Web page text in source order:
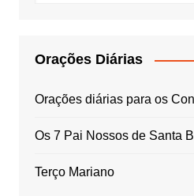
Orações Diárias
Orações diárias para os
Os 7 Pai Nossos de Santa
Terço Mariano